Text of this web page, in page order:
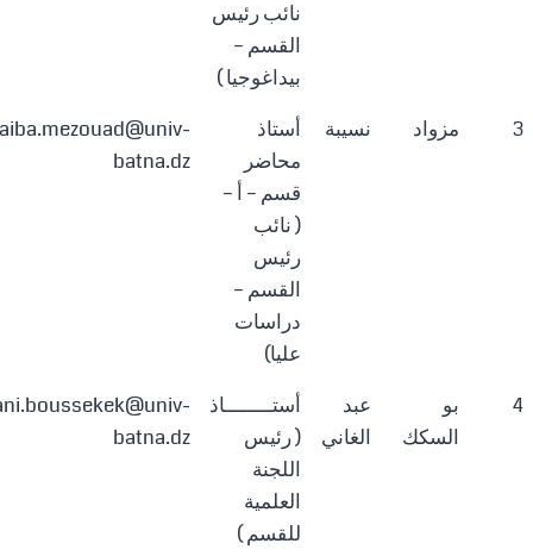
نائب رئيس
القسم –
بيداغوجيا )
3 مزواد نسيبة
أستاذ
محاضر
قسم – أ –
( نائب
رئيس
القسم –
دراسات
عليا)
batna.dz
4
بو
السكك
عبد
الغاني
أستــــــــاذ
( رئيس
اللجنة
العلمية
للقسم )
batna.dz